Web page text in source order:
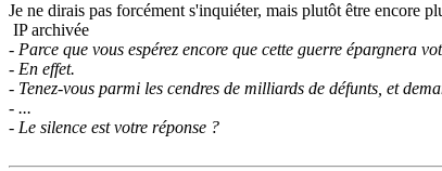
Je ne dirais pas forcément s'inquiéter, mais plutôt être encore
IP archivée
- Parce que vous espérez encore que cette guerre épargnera
- En effet.
- Tenez-vous parmi les cendres de milliards de défunts, et
- ...
- Le silence est votre réponse ?